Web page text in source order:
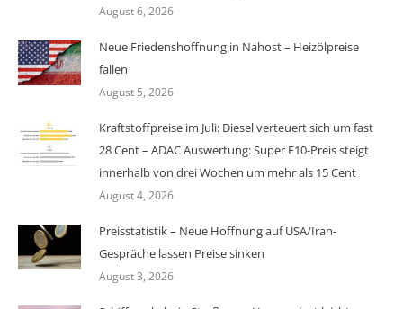
August 6, 2026
Neue Friedenshoffnung in Nahost – Heizölpreise
fallen
August 5, 2026
Kraftstoffpreise im Juli: Diesel verteuert sich um fast
28 Cent – ADAC Auswertung: Super E10-Preis steigt
innerhalb von drei Wochen um mehr als 15 Cent
August 4, 2026
Preisstatistik – Neue Hoffnung auf USA/Iran-
Gespräche lassen Preise sinken
August 3, 2026